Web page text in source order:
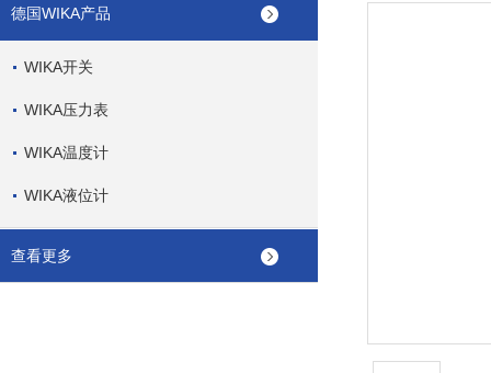
德国WIKA产品
WIKA开关
WIKA压力表
WIKA温度计
WIKA液位计
查看更多